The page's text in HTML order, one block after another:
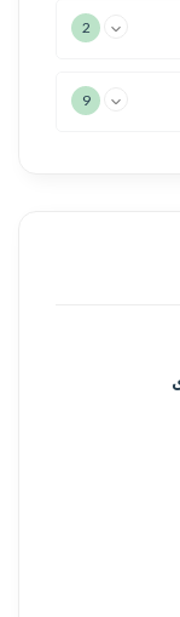
2
9